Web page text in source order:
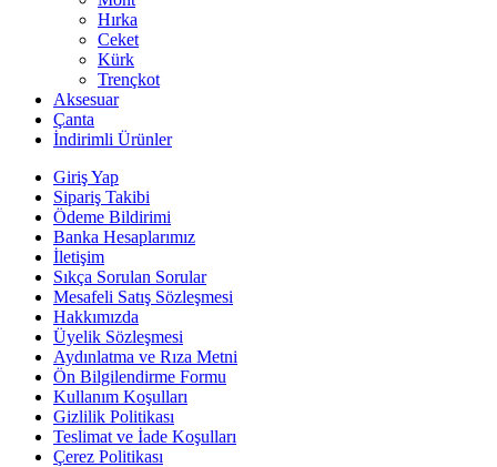
Hırka
Ceket
Kürk
Trençkot
Aksesuar
Çanta
İndirimli Ürünler
Giriş Yap
Sipariş Takibi
Ödeme Bildirimi
Banka Hesaplarımız
İletişim
Sıkça Sorulan Sorular
Mesafeli Satış Sözleşmesi
Hakkımızda
Üyelik Sözleşmesi
Aydınlatma ve Rıza Metni
Ön Bilgilendirme Formu
Kullanım Koşulları
Gizlilik Politikası
Teslimat ve İade Koşulları
Çerez Politikası